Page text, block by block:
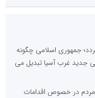
جمهوری اسلامی چگونه
جدید غرب آسیا تبدیل می
در خصوص اقدامات